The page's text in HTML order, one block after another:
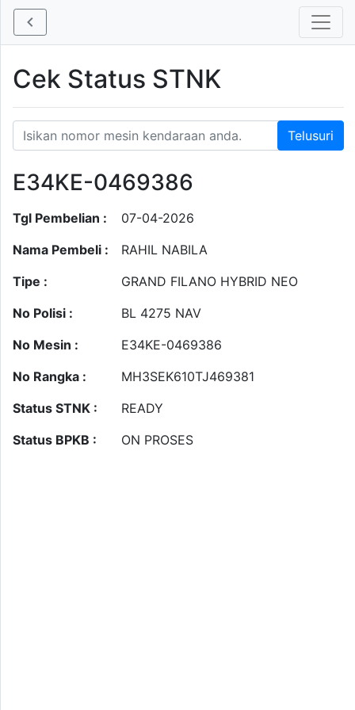
Cek Status STNK
E34KE-0469386
Tgl Pembelian :
07-04-2026
Nama Pembeli :
RAHIL NABILA
Tipe :
GRAND FILANO HYBRID NEO
No Polisi :
BL 4275 NAV
No Mesin :
E34KE-0469386
No Rangka :
MH3SEK610TJ469381
Status STNK :
READY
Status BPKB :
ON PROSES